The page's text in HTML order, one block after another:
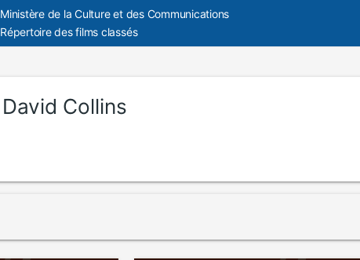
Ministère de la Culture et des Communications
Répertoire des films classés
David Collins